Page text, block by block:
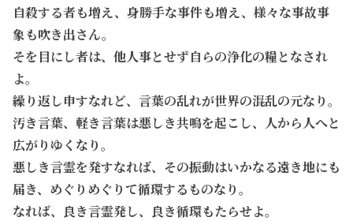
自殺する者も増え、身勝手な事件も増え、様々な事故事
象も吹き出さん。
そを目にし者は、他人事とせず自らの浄化の糧となされ
よ。
繰り返し申すなれど、言葉の乱れが世界の混乱の元なり。
汚き言葉、軽き言葉は悪しき共鳴を起こし、人から人へと
広がりゆくなり。
悪しき言霊を発すなれば、その振動はいかなる遠き地にも
届き、めぐりめぐりて循環するものなり。
なれば、良き言霊発し、良き循環もたらせよ。